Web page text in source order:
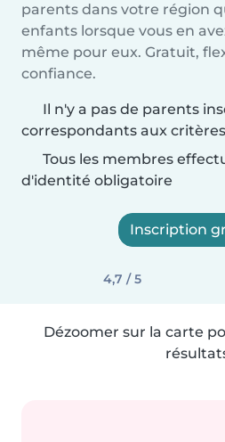
parents dans votre région
enfants lorsque vous en
même pour eux. Gratuit,
confiance.
Il n'y a pas de parents
correspondants aux
Tous les membres
d'identité obligatoire
Inscription
4,7 / 5
Dézoomer sur la carte